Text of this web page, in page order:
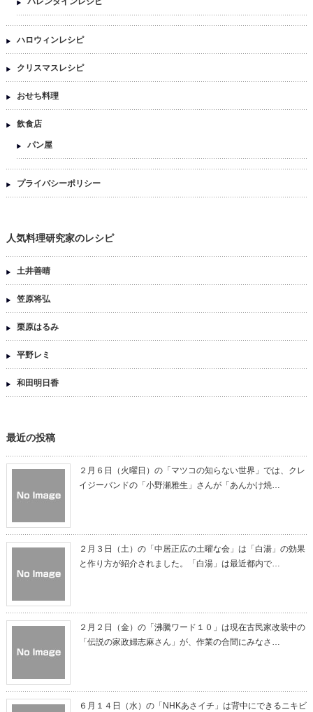
ハロウィンレシピ
クリスマスレシピ
おせち料理
飲食店
パン屋
プライバシーポリシー
人気料理研究家のレシピ
土井善晴
笠原将弘
栗原はるみ
平野レミ
和田明日香
最近の投稿
２月６日（火曜日）の「マツコの知らない世界」では、クレ
イジーバンドの「小野瀬雅生」さんが「あんかけ焼…
２月３日（土）の「中居正広の土曜な会」は「白湯」の効果
と作り方が紹介されました。「白湯」は最近都内で…
２月２日（金）の「沸騰ワード１０」は現在古民家改装中の
「伝説の家政婦志麻さん」が、作業の合間にみなさ…
６月１４日（水）の「NHKあさイチ」は背中にできるニキビ